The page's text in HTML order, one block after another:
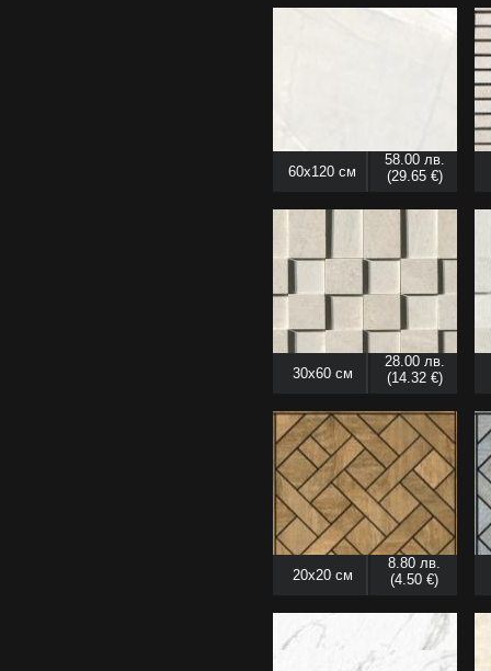
60x120 см
58.00 лв.
(29.65 €)
30x60 см
28.00 лв.
(14.32 €)
20x20 см
8.80 лв.
(4.50 €)